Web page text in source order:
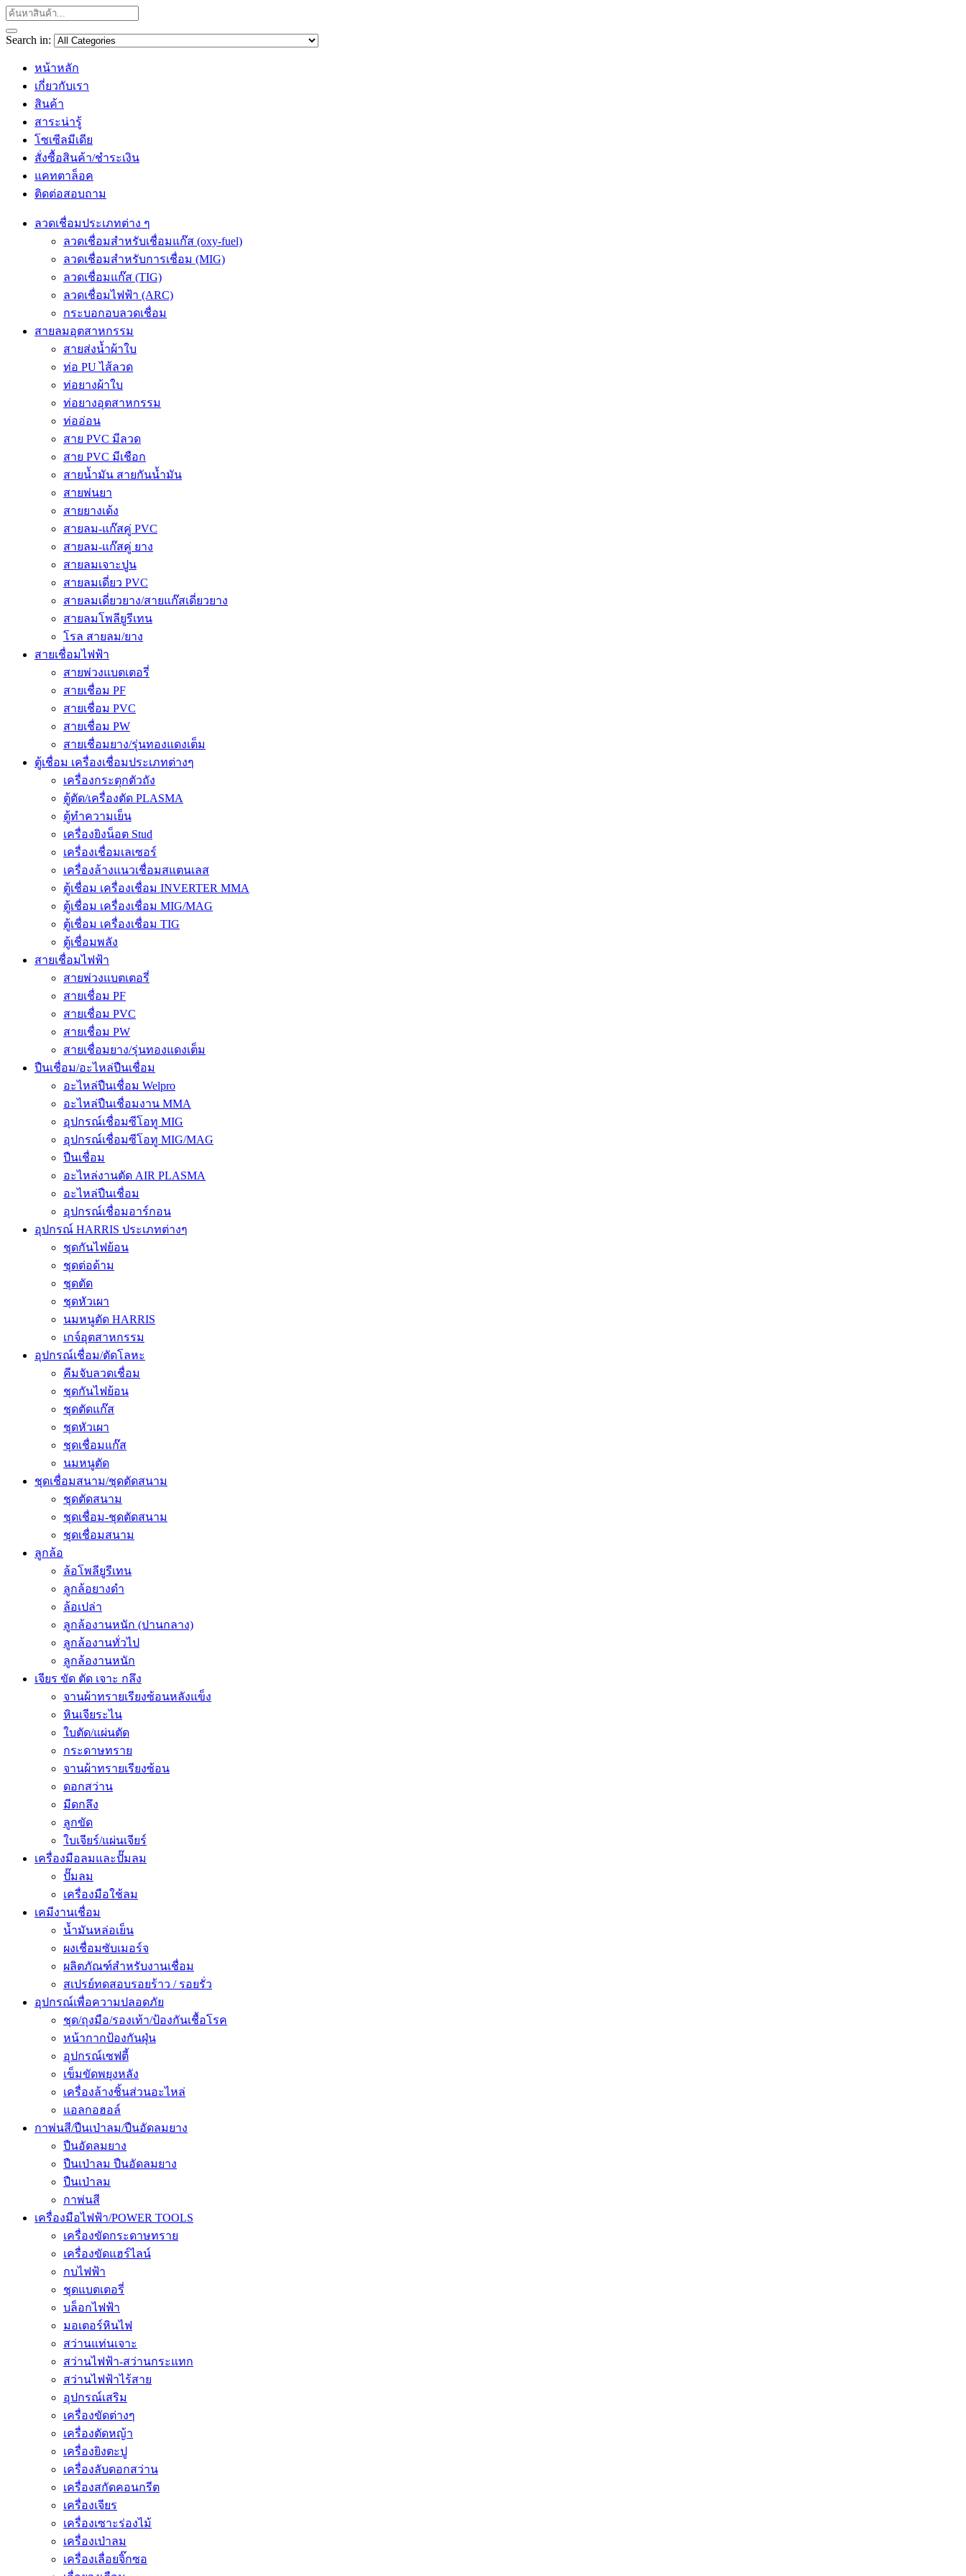
Search in:
หน้าหลัก
เกี่ยวกับเรา
สินค้า
สาระน่ารู้
โซเซีลมีเดีย
สั่งซื้อสินค้า/ชำระเงิน
แคทตาล็อค
ติดต่อสอบถาม
ลวดเชื่อมประเภทต่าง ๆ
ลวดเชื่อมสำหรับเชื่อมแก๊ส (oxy-fuel)
ลวดเชื่อมสำหรับการเชื่อม (MIG)
ลวดเชื่อมแก๊ส (TIG)
ลวดเชื่อมไฟฟ้า (ARC)
กระบอกอบลวดเชื่อม
สายลมอุตสาหกรรม
สายส่งน้ำผ้าใบ
ท่อ PU ไส้ลวด
ท่อยางผ้าใบ
ท่อยางอุตสาหกรรม
ท่ออ่อน
สาย PVC มีลวด
สาย PVC มีเชือก
สายน้ำมัน สายกันน้ำมัน
สายพ่นยา
สายยางเด้ง
สายลม-แก๊สคู่ PVC
สายลม-แก๊สคู่ ยาง
สายลมเจาะปูน
สายลมเดี่ยว PVC
สายลมเดี่ยวยาง/สายแก๊สเดี่ยวยาง
สายลมโพลียูรีเทน
โรล สายลม/ยาง
สายเชื่อมไฟฟ้า
สายพ่วงแบตเตอรี่
สายเชื่อม PF
สายเชื่อม PVC
สายเชื่อม PW
สายเชื่อมยาง/รุ่นทองแดงเต็ม
ตู้เชื่อม เครื่องเชื่อมประเภทต่างๆ
เครื่องกระตุกตัวถัง
ตู้ตัด/เครื่องตัด PLASMA
ตู้ทำความเย็น
เครื่องยิงน็อต Stud
เครื่องเชื่อมเลเซอร์
เครื่องล้างแนวเชื่อมสแตนเลส
ตู้เชื่อม เครื่องเชื่อม INVERTER MMA
ตู้เชื่อม เครื่องเชื่อม MIG/MAG
ตู้เชื่อม เครื่องเชื่อม TIG
ตู้เชื่อมพลัง
สายเชื่อมไฟฟ้า
สายพ่วงแบตเตอรี่
สายเชื่อม PF
สายเชื่อม PVC
สายเชื่อม PW
สายเชื่อมยาง/รุ่นทองแดงเต็ม
ปืนเชื่อม/อะไหล่ปืนเชื่อม
อะไหล่ปืนเชื่อม Welpro
อะไหล่ปืนเชื่อมงาน MMA
อุปกรณ์เชื่อมซีโอทู MIG
อุปกรณ์เชื่อมซีโอทู MIG/MAG
ปืนเชื่อม
อะไหล่งานตัด AIR PLASMA
อะไหล่ปืนเชื่อม
อุปกรณ์เชื่อมอาร์กอน
อุปกรณ์ HARRIS ประเภทต่างๆ
ชุดกันไฟย้อน
ชุดต่อด้าม
ชุดตัด
ชุดหัวเผา
นมหนูตัด HARRIS
เกจ์อุตสาหกรรม
อุปกรณ์เชื่อม/ตัดโลหะ
คีมจับลวดเชื่อม
ชุดกันไฟย้อน
ชุดตัดแก๊ส
ชุดหัวเผา
ชุดเชื่อมแก๊ส
นมหนูตัด
ชุดเชื่อมสนาม/ชุดตัดสนาม
ชุดตัดสนาม
ชุดเชื่อม-ชุดตัดสนาม
ชุดเชื่อมสนาม
ลูกล้อ
ล้อโพลียูรีเทน
ลูกล้อยางดำ
ล้อเปล่า
ลูกล้องานหนัก (ปานกลาง)
ลูกล้องานทั่วไป
ลูกล้องานหนัก
เจียร ขัด ตัด เจาะ กลึง
จานผ้าทรายเรียงซ้อนหลังแข็ง
หินเจียระไน
ใบตัด/แผ่นตัด
กระดาษทราย
จานผ้าทรายเรียงซ้อน
ดอกสว่าน
มีดกลึง
ลูกขัด
ใบเจียร์/แผ่นเจียร์
เครื่องมือลมและปั๊มลม
ปั๊มลม
เครื่องมือใช้ลม
เคมีงานเชื่อม
น้ำมันหล่อเย็น
ผงเชื่อมซับเมอร์จ
ผลิตภัณฑ์สำหรับงานเชื่อม
สเปรย์ทดสอบรอยร้าว / รอยรั่ว
อุปกรณ์เพื่อความปลอดภัย
ชุด/ถุงมือ/รองเท้า/ป้องกันเชื้อโรค
หน้ากากป้องกันฝุ่น
อุปกรณ์เซฟตี้
เข็มขัดพยุงหลัง
เครื่องล้างชิ้นส่วนอะไหล่
แอลกอฮอล์
กาพ่นสี/ปืนเป่าลม/ปืนอัดลมยาง
ปืนอัดลมยาง
ปืนเป่าลม ปืนอัดลมยาง
ปืนเป่าลม
กาพ่นสี
เครื่องมือไฟฟ้า/POWER TOOLS
เครื่องขัดกระดาษทราย
เครื่องขัดแฮร์ไลน์
กบไฟฟ้า
ชุดแบตเตอรี่
บล็อกไฟฟ้า
มอเตอร์หินไฟ
สว่านแท่นเจาะ
สว่านไฟฟ้า-สว่านกระแทก
สว่านไฟฟ้าไร้สาย
อุปกรณ์เสริม
เครื่องขัดต่างๆ
เครื่องตัดหญ้า
เครื่องยิงตะปู
เครื่องลับดอกสว่าน
เครื่องสกัดคอนกรีต
เครื่องเจียร
เครื่องเซาะร่องไม้
เครื่องเป่าลม
เครื่องเลื่อยจิ๊กซอ